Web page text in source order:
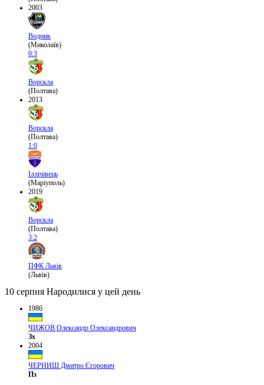
2003
Водник
(Миколаїв)
0:3
Ворскла
(Полтава)
2013
Ворскла
(Полтава)
1:0
Іллічівець
(Маріуполь)
2019
Ворскла
(Полтава)
3:2
ПФК Львів
(Львів)
10 серпня Народилися у цей день
1986
ЧИЖОВ Олександр Олександрович
Зх
2004
ЧЕРНИШ Дмитро Єгорович
Пз